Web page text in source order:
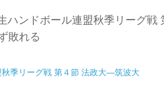
ハンドボール連盟秋季リーグ
敗れる
季リーグ戦 第４節 法政大—筑波大